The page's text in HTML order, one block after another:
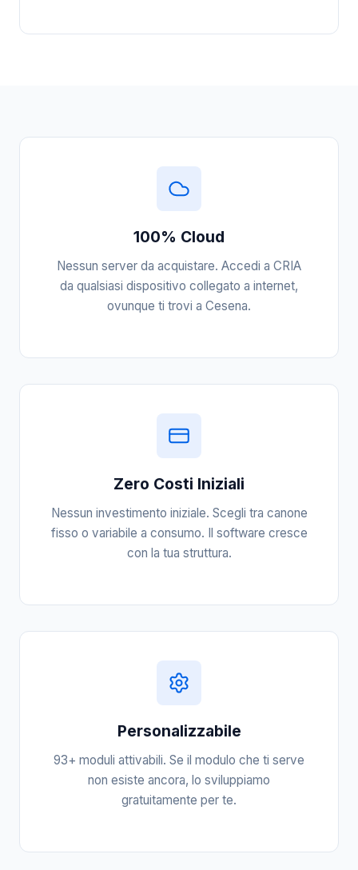
100% Cloud
Nessun server da acquistare. Accedi a CRIA
da qualsiasi dispositivo collegato a internet,
ovunque ti trovi a Cesena.
Zero Costi Iniziali
Nessun investimento iniziale. Scegli tra canone
fisso o variabile a consumo. Il software cresce
con la tua struttura.
Personalizzabile
93+ moduli attivabili. Se il modulo che ti serve
non esiste ancora, lo sviluppiamo
gratuitamente per te.